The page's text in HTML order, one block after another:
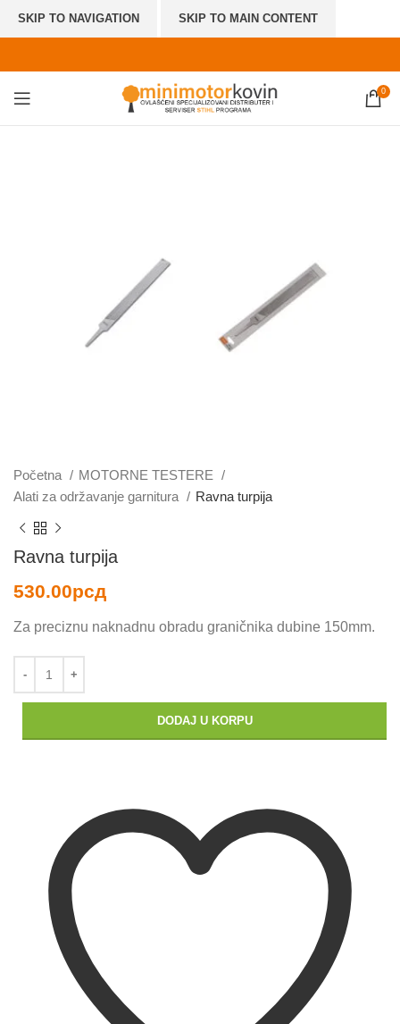
SKIP TO NAVIGATION SKIP TO MAIN CONTENT
0
Početna
MOTORNE TESTERE
Alati za održavanje garnitura
Ravna turpija
Ravna turpija
530.00рсд
Za preciznu naknadnu obradu graničnika dubine 150mm.
DODAJ U KORPU